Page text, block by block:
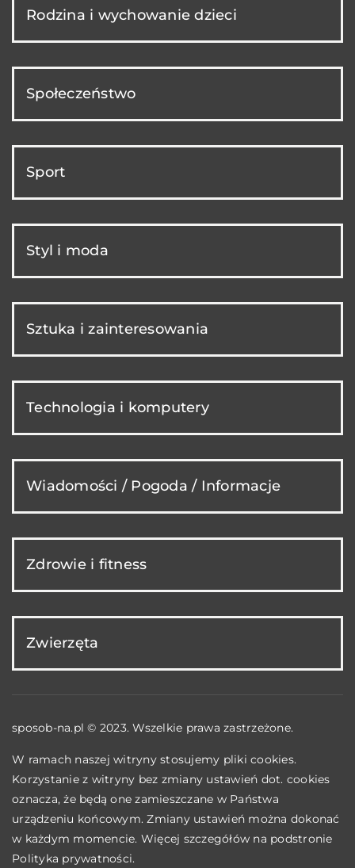
Rodzina i wychowanie dzieci
Społeczeństwo
Sport
Styl i moda
Sztuka i zainteresowania
Technologia i komputery
Wiadomości / Pogoda / Informacje
Zdrowie i fitness
Zwierzęta
sposob-na.pl © 2023. Wszelkie prawa zastrzeżone.
W ramach naszej witryny stosujemy pliki cookies.
Korzystanie z witryny bez zmiany ustawień dot. cookies
oznacza, że będą one zamieszczane w Państwa
urządzeniu końcowym. Zmiany ustawień można dokonać
w każdym momencie. Więcej szczegółów na podstronie
Polityka prywatności.